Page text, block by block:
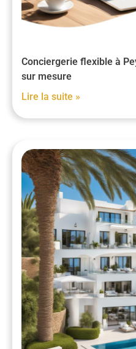
Conciergerie flexible à
sur mesure
Lire la suite »